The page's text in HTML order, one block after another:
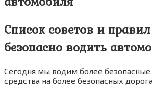
Список советов и
безопасно водить
Сегодня мы водим более
средства на более безопасных